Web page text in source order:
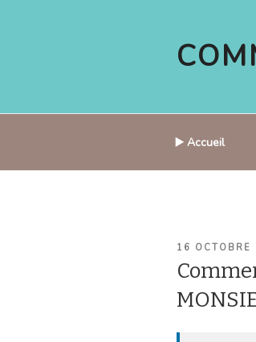
▶️ Accueil
PUBLIÉ
16 OCTOBRE